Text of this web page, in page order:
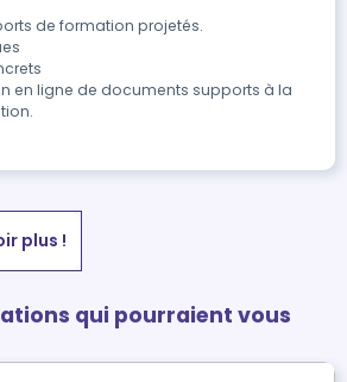
de formation projetés.
en ligne de documents supports à la
plus !
qui pourraient vous